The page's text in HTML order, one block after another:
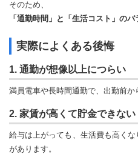
そのため、
「通勤時間」と「生活コスト」の
実際によくある後悔
1. 通勤が想像以上につらい
満員電車や長時間通勤で、出勤前か
2. 家賃が高くて貯金できない
給与は上がっても、生活費も高く
があります。